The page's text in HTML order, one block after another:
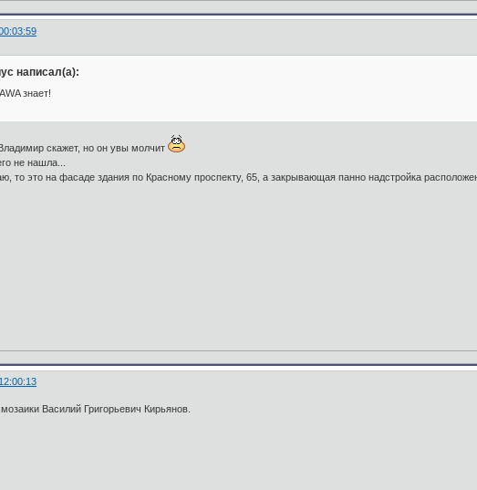
написал(а):
знает!
скажет, но он увы молчит
не нашла...
то это на фасаде здания по Красному проспекту, 65, а закрывающая панно надстройка
Василий Григорьевич Кирьянов.